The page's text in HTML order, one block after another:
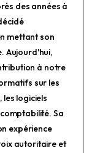
des années à
mettant son
Aujourd'hui,
à notre
sur les
logiciels
Sa
expérience
autoritaire et